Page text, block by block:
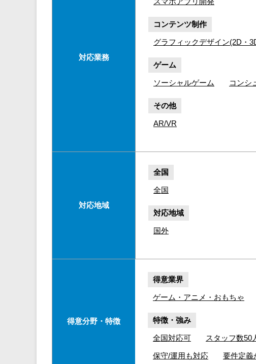
対応業務
コンテンツ制作
グラフィックデザイン(2D・
ゲーム
ソーシャルゲーム コンシ
その他
AR/VR
対応地域
全国
全国
対応地域
国外
得意分野・特徴
得意業界
ゲーム・アニメ・おもちゃ
特徴・強み
全国対応可 スタッフ数50
保守/運用も対応 要件定義